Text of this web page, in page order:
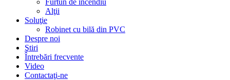
Furtun de incendiu
Alţii
Soluţie
Robinet cu bilă din PVC
Despre noi
Ştiri
Întrebări frecvente
Video
Contactaţi-ne